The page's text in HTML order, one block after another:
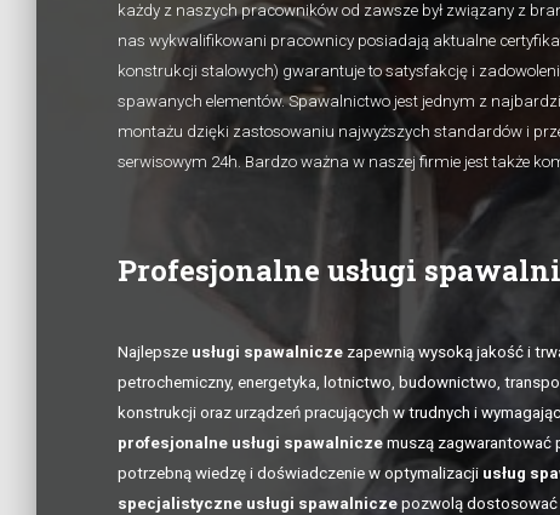
każdy z naszych pracowników od zawsze był związany z
nas wykwalifikowani pracownicy posiadają aktualne
konstrukcji stalowych) gwarantuje to satysfakcję i
spawanych elementów. Spawalnictwo jest jednym z
montażu dzięki zastosowaniu najwyższych standardów i
serwisowym 24h. Bardzo ważna w naszej firmie jest także
Profesjonalne usługi
Najlepsze usługi spawalnicze zapewnią wysoką jakość i
petrochemiczny, energetyka, lotnictwo, budownictwo,
konstrukcji oraz urządzeń pracujących w trudnych i
profesjonalne usługi spawalnicze muszą zagwarantować
potrzebną wiedzę i doświadczenie w optymalizacji usług
specjalistyczne usługi spawalnicze pozwolą dostosować